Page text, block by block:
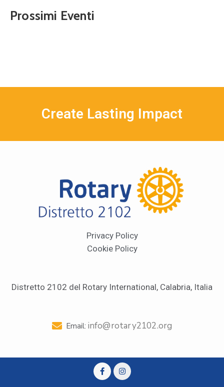
Prossimi Eventi
Create Lasting Impact
Privacy Policy
Cookie Policy
Distretto 2102 del Rotary International, Calabria, Italia
Email: info@rotary2102.org